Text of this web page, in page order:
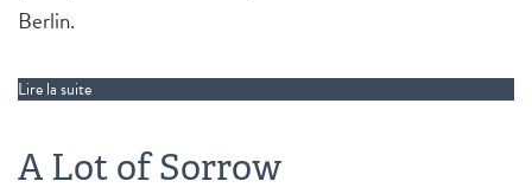
Berlin.
Lire la suite
A Lot of Sorrow